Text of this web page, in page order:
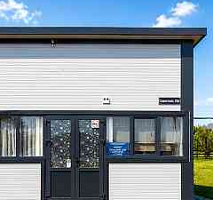
Залог: Без залога